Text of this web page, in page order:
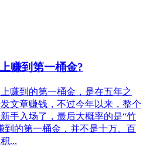
赚到第一桶金?
赚到的第一桶金，是在五年之
文章赚钱，不过今年以来，整个
手入场了，最后大概率的是“竹
的第一桶金，并不是十万、百
...